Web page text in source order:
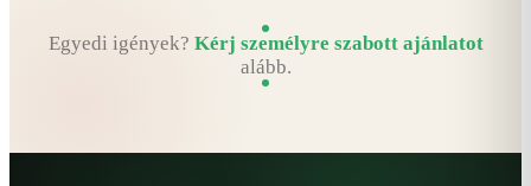
Egyedi igények? Kérj személyre szabott ajánlatot
alább.